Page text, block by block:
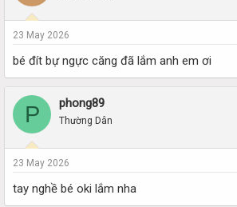
23 May 2026
bé đít bự ngực căng đã lắm anh em ơi
P phong89
Thường Dân
23 May 2026
tay nghề bé oki lắm nha